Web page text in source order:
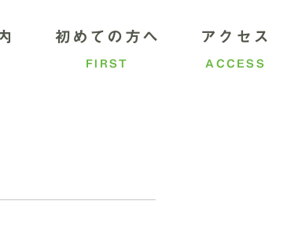
初めての方へ
FIRST
アクセス
ACCESS